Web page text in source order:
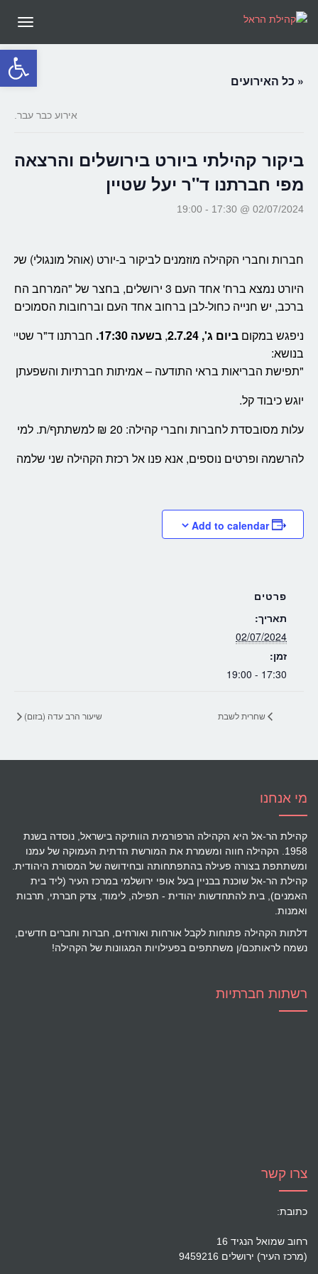
« כל האירועים
אירוע כבר עבר.
ביקור קהילתי ביורט בירושלים והרצאה
מפי חברתנו ד"ר יעל שטיין
02/07/2024 @ 17:30
-
19:00
חברות וחברי הקהילה מוזמנים לביקור ב-יורט (אוהל מונגולי) של
היורט נמצא ברח' אחד העם 3 ירושלים, בחצר של
ברכב, יש חנייה כחול-לבן ברחוב אחד העם וברחובות הסמוכים):
ניפגש במקום ביום ג', 2.7.24 , בשעה 17:30.
חברתנו ד"ר שטיין
בנושא:
"תפישת הבריאות בראי התודעה – אמיתות חברתיות והשפעתן
יוגש כיבוד קל.
עלות מסובסדת לחברות וחברי קהילה: 20 ₪ למשתתף/ת. למי שאינם חברים/ות: 30 ₪.
להרשמה ופרטים נוספים, אנא פנו אל רכזת הקהילה שני שלמה בטל'/ווצאפ
Add to calendar
פרטים
תאריך:
02/07/2024
זמן:
17:30 - 19:00
שחרית לשבת שיעור הרב עדה (בזום)
מי אנחנו
קהילת הר-אל היא הקהילה הרפורמית הוותיקה בישראל, נוסדה בשנת
1958. הקהילה חווה ומשמרת את המורשת הדתית העמוקה של עמנו
ומשתתפת בצורה פעילה בהתפתחותה ובחידושה של המסורת היהודית.
קהילת הר-אל שוכנת בבניין בעל אופי ירושלמי במרכז העיר (ליד בית
האמנים), בית להתחדשות יהודית - תפילה, לימוד, צדק חברתי, תרבות
ואמנות.
דלתות הקהילה פתוחות לקבל אורחות ואורחים, חברות וחברים חדשים,
נשמח לראותכם/ן משתתפים בפעילויות המגוונות של הקהילה!
רשתות חברתיות
צרו קשר
כתובת:
רחוב שמואל הנגיד 16
(מרכז העיר) ירושלים 9459216
פתח